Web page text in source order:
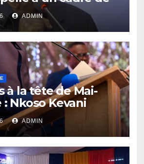
avant la tenue
inclusif
ADMIN
à la tête de Mai-
Nkoso Kevani
bilan et fait de la
priorité
ADMIN